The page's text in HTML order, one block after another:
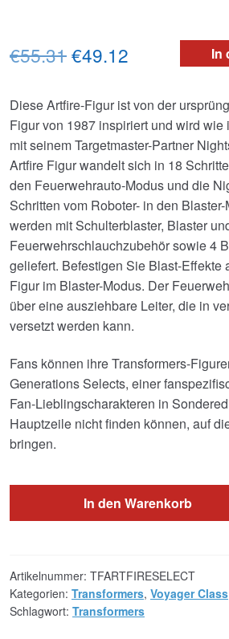
In
€55.31Ursprünglicher
war:
€55.31
€49.12
ist:
€49.12.
Diese Artfire-Figur ist von der
Figur von 1987 inspiriert und wird
mit seinem Targetmaster-Partner
Artfire Figur wandelt sich in 18
den Feuerwehrauto-Modus und die
Schritten vom Roboter- in den
werden mit Schulterblaster, Blaster
Feuerwehrschlauchzubehör sowie 4
geliefert. Befestigen Sie Blast-Effekte
Figur im Blaster-Modus. Der
über eine ausziehbare Leiter, die in
versetzt werden kann.
Fans können ihre Transformers-
Generations Selects, einer
Fan-Lieblingscharakteren in
Hauptzeile nicht finden können, auf
bringen.
In den Warenkorb
Artikelnummer: TFARTFIRESELECT
Kategorien: Transformers, Voyager Class
Schlagwort: Transformers